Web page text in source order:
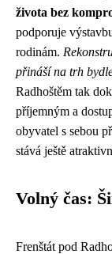
života bez
podporuje
rodinám.
přináší na trh
Radhoštěm tak
příjemným a
obyvatel s sebou
stává ještě
Volný čas:
Frenštát pod